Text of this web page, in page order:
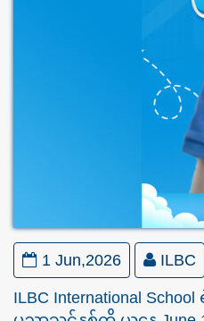
1 Jun,2026 ILBC
ILBC International School